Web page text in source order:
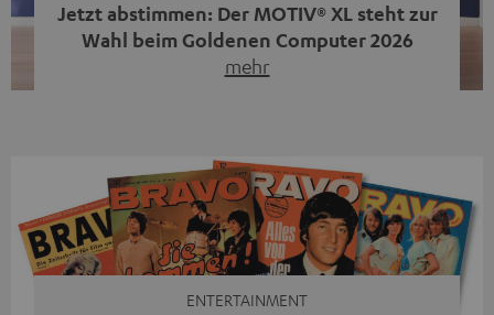
Jetzt abstimmen: Der MOTIV® XL steht zur
Wahl beim Goldenen Computer 2026
mehr
Streaming-System vereint hochwertige HiFi-Technik,
moderne Streaming-Funktionen und hohe Flexibilität in
einem einzigen Gerät – und zeigt, dass man für großen
Sound heute keine klassische HiFi-Anlage mehr braucht.
ENTERTAINMENT